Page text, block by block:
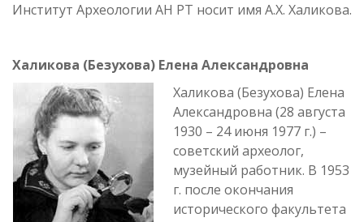
Институт Археологии АН РТ носит имя А.Х. Халикова.
Халикова (Безухова) Елена Александровна
Халикова (Безухова) Елена
Александровна (28 августа
1930 – 24 июня 1977 г.) –
советский археолог,
музейный работник. В 1953
г. после окончания
исторического факультета